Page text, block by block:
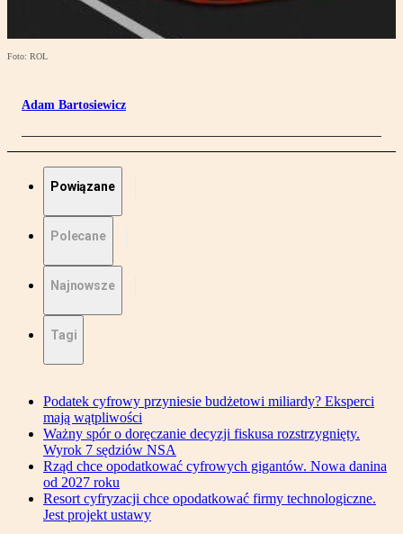
Foto: ROL
Adam Bartosiewicz
Powiązane
Polecane
Najnowsze
Tagi
Podatek cyfrowy przyniesie budżetowi miliardy? Eksperci
mają wątpliwości
Ważny spór o doręczanie decyzji fiskusa rozstrzygnięty.
Wyrok 7 sędziów NSA
Rząd chce opodatkować cyfrowych gigantów. Nowa danina
od 2027 roku
Resort cyfryzacji chce opodatkować firmy technologiczne.
Jest projekt ustawy